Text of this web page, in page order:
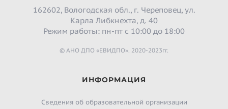
162602, Вологодская обл., г. Череповец, ул.
Карла Либкнехта, д. 40
Режим работы: пн-пт с 10:00 до 18:00
© АНО ДПО «ЕВИДПО». 2020-2023гг.
ИНФОРМАЦИЯ
Сведения об образовательной организации